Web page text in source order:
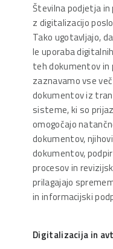
Številna podjetja
z digitalizacijo
Tako ugotavljajo,
le uporaba
teh dokumentov in
zaznavamo vse
dokumentov iz
sisteme, ki so
omogočajo
dokumentov,
dokumentov,
procesov in
prilagajajo
in informacijski
Digitalizacija in